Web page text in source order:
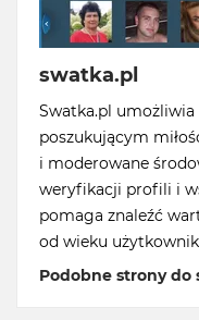
swatka.pl
Swatka.pl
poszukującym
i moderowane
weryfikacji profili i
pomaga znaleźć
od wieku
Podobne strony do